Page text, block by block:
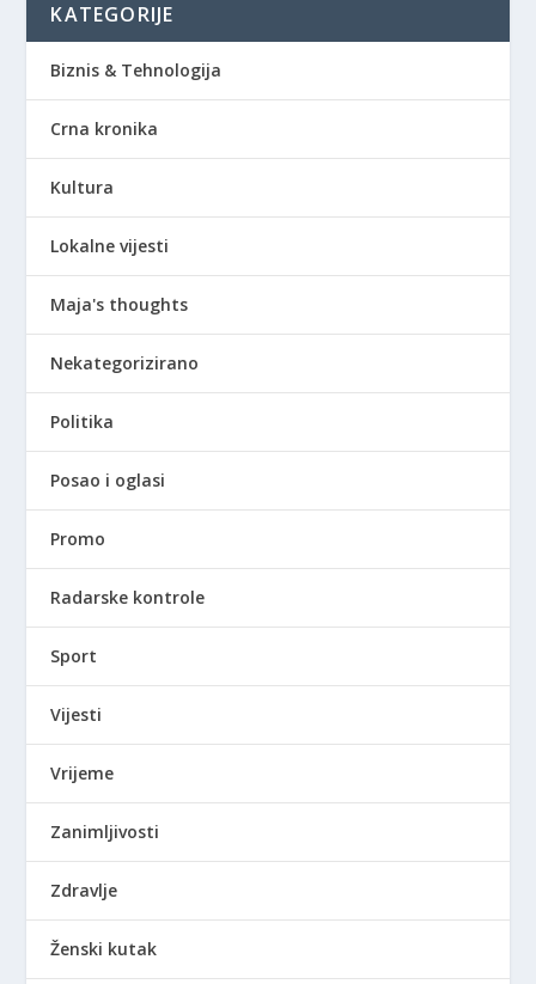
KATEGORIJE
Biznis & Tehnologija
Crna kronika
Kultura
Lokalne vijesti
Maja's thoughts
Nekategorizirano
Politika
Posao i oglasi
Promo
Radarske kontrole
Sport
Vijesti
Vrijeme
Zanimljivosti
Zdravlje
Ženski kutak